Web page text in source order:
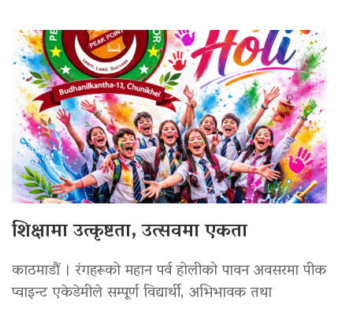
शिक्षामा उत्कृष्टता, उत्सवमा एकता
काठमाडौं । रंगहरूको महान पर्व होलीको पावन अवसरमा पीक
प्वाइन्ट एकेडेमीले सम्पूर्ण विद्यार्थी, अभिभावक तथा